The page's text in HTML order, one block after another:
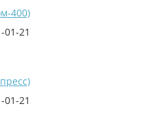
400)
01-21
01-21